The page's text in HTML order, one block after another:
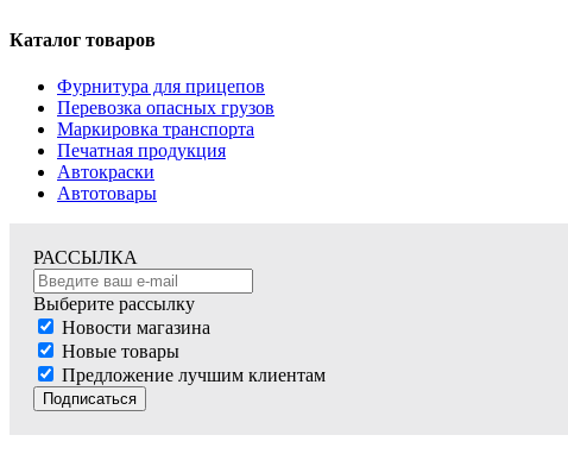
Каталог товаров
Фурнитура для прицепов
Перевозка опасных грузов
Маркировка транспорта
Печатная продукция
Автокраски
Автотовары
РАССЫЛКА
Выберите рассылку
Новости магазина
Новые товары
Предложение лучшим клиентам
Подписаться